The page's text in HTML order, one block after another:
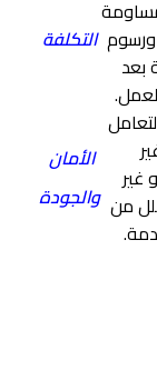
بعد
التكلفة
غير
من
الأمان
والجودة